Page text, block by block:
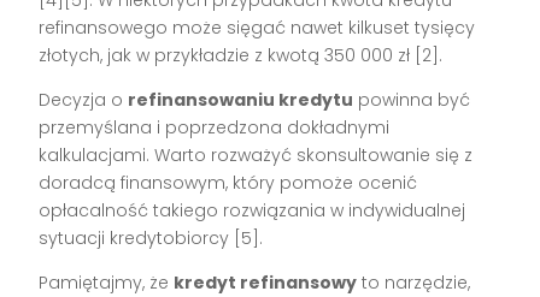
refinansowego może sięgać nawet kilkuset tysięcy
złotych, jak w przykładzie z kwotą 350 000 zł [2].
Decyzja o refinansowaniu kredytu powinna być
przemyślana i poprzedzona dokładnymi
kalkulacjami. Warto rozważyć skonsultowanie się z
doradcą finansowym, który pomoże ocenić
opłacalność takiego rozwiązania w indywidualnej
sytuacji kredytobiorcy [5].
Pamiętajmy, że kredyt refinansowy to narzędzie,